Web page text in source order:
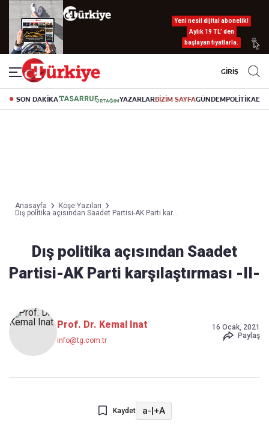
Yeni nesil dijital abonelik!
Aylık 19 TL’ den
başlayan fiyatlarla.
GİRİŞ
SON DAKİKA YAZARLARBİZİM SAYFAGÜNDEMPOLİTİKA
Anasayfa
Köşe Yazıları
Dış politika açısından Saadet Partisi-AK Parti kar...
Dış politika açısından Saadet
Partisi-AK Parti karşılaştırması -II-
Prof. Dr. Kemal Inat
info@tg.com.tr
16 Ocak, 2021
Paylaş
Kaydet a-|+A